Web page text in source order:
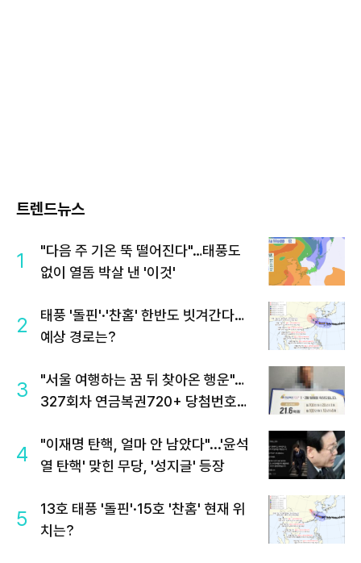
트렌드뉴스
1
"다음 주 기온 뚝 떨어진다"…태풍도
없이 열돔 박살 낸 '이것'
2
태풍 '돌핀'·'찬홈' 한반도 빗겨간다…
예상 경로는?
3
"서울 여행하는 꿈 뒤 찾아온 행운"…
327회차 연금복권720+ 당첨번호조
4
"이재명 탄핵, 얼마 안 남았다"...'윤석
열 탄핵' 맞힌 무당, '성지글' 등장
5
13호 태풍 '돌핀'·15호 '찬홈' 현재 위
치는?